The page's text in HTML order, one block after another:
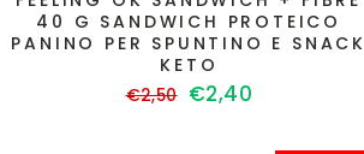
40 G SANDWICH PROTEICO
PANINO PER SPUNTINO E SNACK
KETO
Prezzo
€2,50 Prezzo
€2,40